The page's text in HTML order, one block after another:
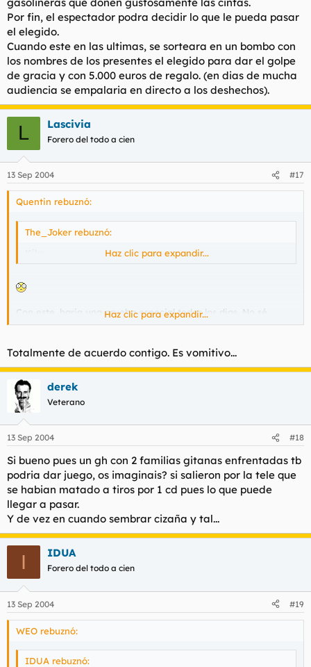
Por fin, el espectador podra decidir lo que le pueda pasar
el elegido.
Cuando este en las ultimas, se sorteara en un bombo con
los nombres de los presentes el elegido para dar el golpe
de gracia y con 5.000 euros de regalo. (en dias de mucha
audiencia se empalaria en directo a los deshechos).
L Lascivia
Forero del todo a cien
13 Sep 2004 #17
Quentin rebuznó:
The_Joker rebuznó:
Haz clic para expandir...
Con este, haria una prueba especial todos los dias. No sé,
acertar con una daga entre los ojos, o prenderle fuego la ropa
de la historia de la televisión.
Haz clic para expandir...
Totalmente de acuerdo contigo. Es vomitivo...
derek
Veterano
13 Sep 2004 #18
Si bueno pues un gh con 2 familias gitanas enfrentadas tb
podria dar juego, os imaginais? si salieron por la tele que
se habian matado a tiros por 1 cd pues lo que puede
llegar a pasar.
Y de vez en cuando sembrar cizaña y tal...
I IDUA
Forero del todo a cien
13 Sep 2004 #19
WEO rebuznó:
IDUA rebuznó: